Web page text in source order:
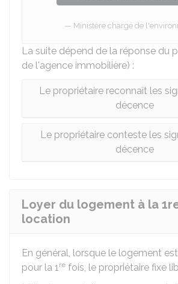
Ministère chargé de
La suite dépend de la réponse du
de l'agence immobilière) :
Le propriétaire reconnaît les
décence
Le propriétaire conteste les
décence
Loyer du logement à la
location
En général, lorsque le logement
pour la 1re fois, le propriétaire fixe